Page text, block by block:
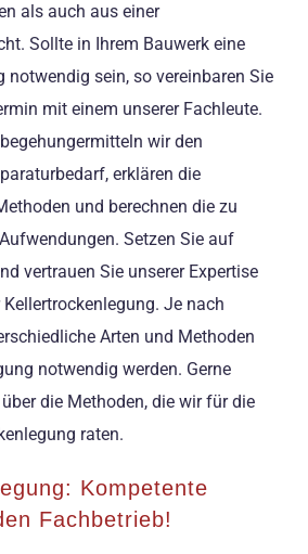
als auch aus einer
Sollte in Ihrem Bauwerk eine
notwendig sein, so vereinbaren Sie
mit einem unserer Fachleute.
wir den
erklären die
und berechnen die zu
Setzen Sie auf
vertrauen Sie unserer Expertise
Je nach
Arten und Methoden
notwendig werden. Gerne
die Methoden, die wir für die
raten.
Kompetente
Fachbetrieb!